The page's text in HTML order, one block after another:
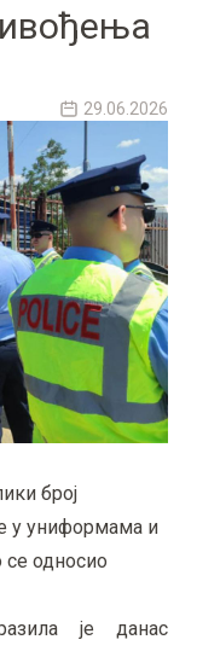
29.06.2026
број
у униформама и
се односио
је данас